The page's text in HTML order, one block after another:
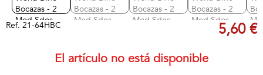
Ref. 21-64HBC 5,60 €
El artículo no está disponible